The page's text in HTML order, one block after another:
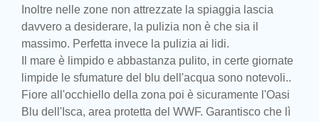
Inoltre nelle zone non attrezzate la spiaggia lascia
davvero a desiderare, la pulizia non è che sia il
massimo. Perfetta invece la pulizia ai lidi.
Il mare è limpido e abbastanza pulito, in certe giornate
limpide le sfumature del blu dell'acqua sono notevoli..
Fiore all'occhiello della zona poi è sicuramente l'Oasi
Blu dell'Isca, area protetta del WWF. Garantisco che lì